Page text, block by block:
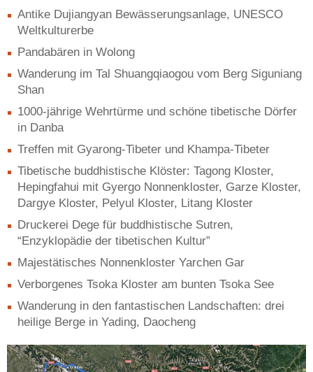
Antike Dujiangyan Bewässerungsanlage, UNESCO
Weltkulturerbe
Pandabären in Wolong
Wanderung im Tal Shuangqiaogou vom Berg Siguniang
Shan
1000-jährige Wehrtürme und schöne tibetische Dörfer
in Danba
Treffen mit Gyarong-Tibeter und Khampa-Tibeter
Tibetische buddhistische Klöster: Tagong Kloster,
Hepingfahui mit Gyergo Nonnenkloster, Garze Kloster,
Dargye Kloster, Pelyul Kloster, Litang Kloster
Druckerei Dege für buddhistische Sutren,
“Enzyklopädie der tibetischen Kultur”
Majestätisches Nonnenkloster Yarchen Gar
Verborgenes Tsoka Kloster am bunten Tsoka See
Wanderung in den fantastischen Landschaften: drei
heilige Berge in Yading, Daocheng